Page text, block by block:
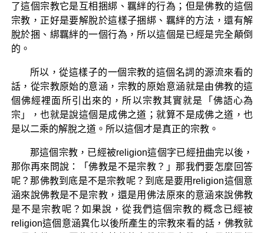
了這個宗教它是互相捆綁、羈絆的行為；但是佛教的這個
宗教，正好是要解脫於這樣子捆綁、羈絆的方法，還有解
脫於捆、綁羈絆的一個行為，所以這個是已經是完全顛倒
的。
所以，從這樣子的一個宗教的這個名詞的源流來看的
話，從宗教原始的意涵，宗教的原始意涵就是由佛教的這
個佛經裡面所引出來的，所以宗教其實就是「佛語心為
宗」，也就是說這個是成佛之道；就算不是成佛之道，也
是以二乘的解脫之道。所以這個才是真正的宗教。
那這個宗教，已經被religion這個字已經扭曲完以後，
那你再來問說：「佛教是不是宗教？」那我們要怎麼回答
呢？那佛教到底是不是宗教呢？到底是要用religion這個意
涵來說佛教是不是宗教，還是用佛法原來的意涵來說佛教
是不是宗教呢？如果說，從我們這個宗教的概念已經被
religion這個意涵異化以後所產生的宗教來看的話，佛教就